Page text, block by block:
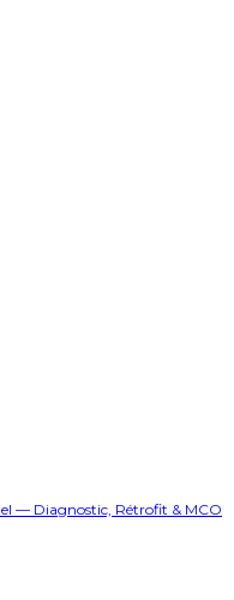
— Diagnostic, Rétrofit & MCO